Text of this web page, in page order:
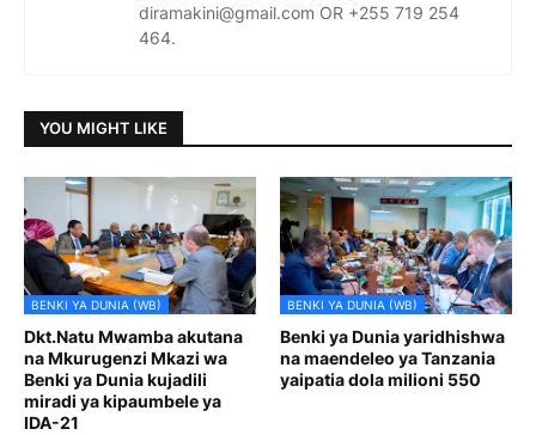
diramakini@gmail.com OR +255 719 254
464.
YOU MIGHT LIKE
BENKI YA DUNIA (WB)
Dkt.Natu Mwamba akutana
na Mkurugenzi Mkazi wa
Benki ya Dunia kujadili
miradi ya kipaumbele ya
IDA-21
BENKI YA DUNIA (WB)
Benki ya Dunia yaridhishwa
na maendeleo ya Tanzania
yaipatia dola milioni 550